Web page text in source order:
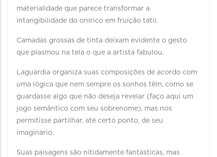
materialidade que parece transformar a
intangibilidade do onírico em fruição tátil.
Camadas grossas de tinta deixam evidente o gesto
que plasmou na tela o que a artista fabulou.
Laguardia organiza suas composições de acordo com
uma lógica que nem sempre os sonhos têm, como se
guardasse algo que não deseja revelar (faço aqui um
jogo semântico com seu sobrenome), mas nos
permitisse partilhar, até certo ponto, de seu
imaginário.
Suas paisagens são nitidamente fantásticas, mas